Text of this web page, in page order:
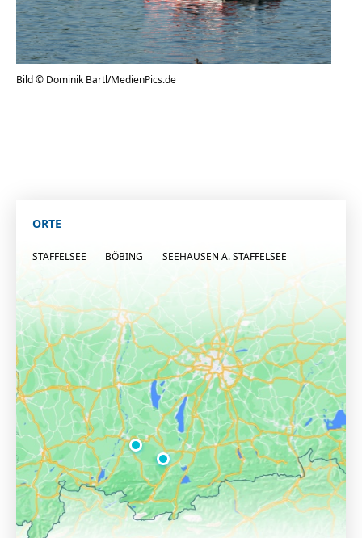
Bild © Dominik Bartl/MedienPics.de
ORTE
STAFFELSEE BÖBING SEEHAUSEN A. STAFFELSEE